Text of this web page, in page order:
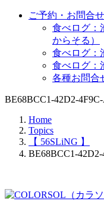
ご予約・お問合せ
食べログ：
からそる）
食べログ：
食べログ：
各種お問合
BE68BCC1-42D2-
Home
Topics
【 56SLiNG 】
BE68BCC1-